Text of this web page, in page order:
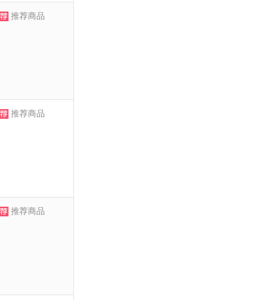
推荐商品
推荐商品
推荐商品